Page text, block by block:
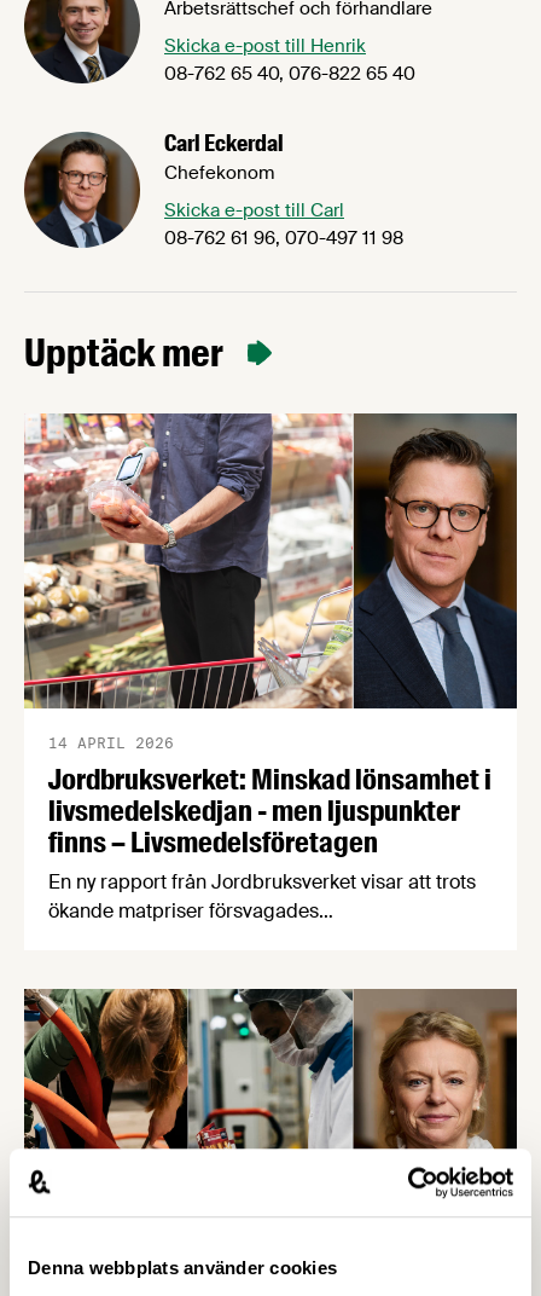
Denna webbplats använder cookies
Arbetsrättschef och förhandlare
Skicka e-post till Henrik
08-762 65 40, 076-822 65 40
Carl Eckerdal
Chefekonom
Skicka e-post till Carl
08-762 61 96, 070-497 11 98
Upptäck mer
Jordbruksverket: Minskad lönsamhet i
livsmedelskedjan - men ljuspunkter
finns – Livsmedelsföretagen
14 APRIL 2026
En ny rapport från Jordbruksverket visar att trots
ökande matpriser försvagades
klimatomställning och konkurrenskraft. Vår
chefekonom Carl Eckerdal tycker att rapporten
borde läsas av de politiker som fortsätter prata
om ”övervinster” i livsmedelsbranschen.